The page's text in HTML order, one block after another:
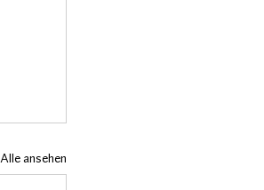
Alle ansehen